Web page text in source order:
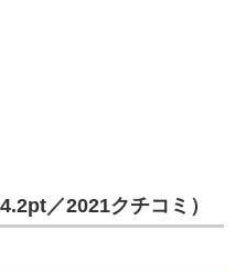
／2021クチコミ）